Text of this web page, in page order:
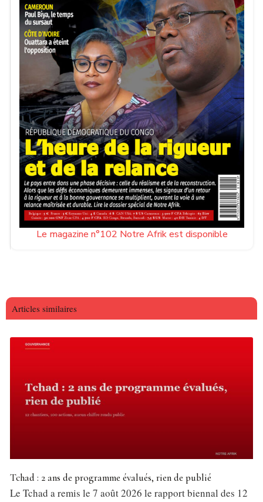
Le magazine n°102 Notre Afrik est disponible
Articles similaires
Tchad : 2 ans de programme évalués, rien de publié
Le Tchad a remis le 7 août 2026 le rapport biennal des 12